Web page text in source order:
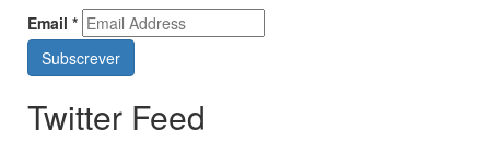
Email *
Twitter Feed